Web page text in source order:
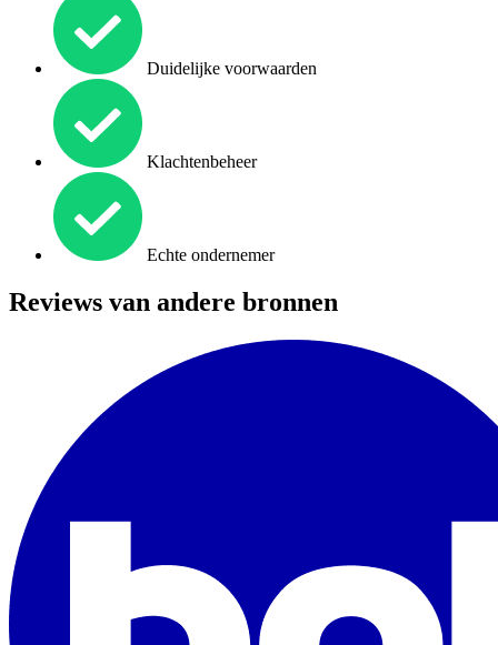
Duidelijke voorwaarden
Klachtenbeheer
Echte ondernemer
Reviews van andere bronnen